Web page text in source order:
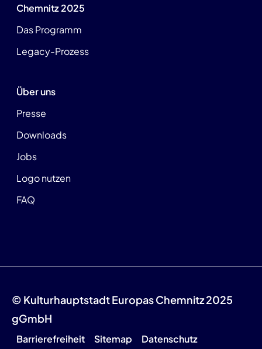
Chemnitz 2025
Das Programm
Legacy-Prozess
Über uns
Presse
Downloads
Jobs
Logo nutzen
FAQ
© Kulturhauptstadt Europas Chemnitz 2025
gGmbH
Barrierefreiheit Sitemap Datenschutz